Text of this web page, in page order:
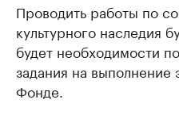
Проводить работы по
культурного наследия
будет необходимости
задания на выполнение
Фонде.